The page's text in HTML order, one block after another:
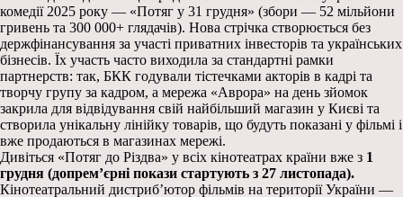
комедії 2025 року — «Потяг у 31 грудня» (збори — 52 мільйони
гривень та 300 000+ глядачів). Нова стрічка створюється без
держфінансування за участі приватних інвесторів та українських
бізнесів. Їх участь часто виходила за стандартні рамки
партнерств: так, БКК годували тістечками акторів в кадрі та
творчу групу за кадром, а мережа «Аврора» на день зйомок
закрила для відвідування свій найбільший магазин у Києві та
створила унікальну лінійку товарів, що будуть показані у фільмі і
вже продаються в магазинах мережі.
Дивіться «Потяг до Різдва» у всіх кінотеатрах країни вже з 1
грудня (допрем’єрні покази стартують з 27 листопада).
Кінотеатральний дистриб’ютор фільмів на території України —